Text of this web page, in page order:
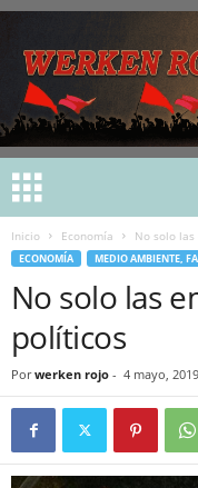
Inicio Economía No solo
ECONOMÍA MEDIO AMBIENTE,
No solo las
políticos
Por werken rojo - 4 mayo, 2019